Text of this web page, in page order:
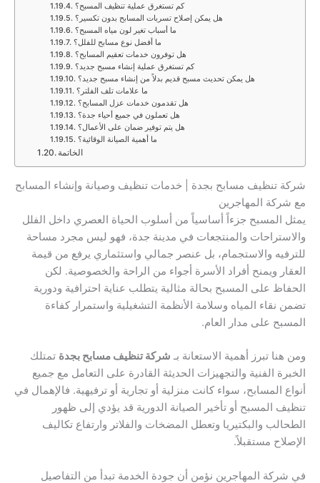
كم تستغرق عملية تنظيف المسبح؟
هل يمكن إصلاح تسربات المسابح بدون تكسير؟
ما أسباب تغير لون مياه المسبح؟
ما أفضل نوع مسابح للفلل؟
هل توفرون خدمات تعقيم المسابح؟
كم تستغرق عملية إنشاء مسبح جديد؟
هل يمكن تحديث مسبح قديم بدلاً من إنشاء مسبح جديد؟
ما علامات تلف الفلتر؟
هل تقدمون خدمات عزل المسابح؟
هل تعملون في جميع أحياء جدة؟
هل يتم توفير ضمان على الأعمال؟
ما أهمية الصيانة الوقائية؟
الخاتمة
شركة تنظيف مسابح بجدة | خدمات تنظيف وصيانة وإنشاء المسابح
مع شركة المهاجرين
يمثل المسبح جزءاً أساسياً من أسلوب الحياة العصري داخل الفلل
والاستراحات والمنتجعات في مدينة جدة، فهو ليس مجرد مساحة
للترفيه والاستجمام، بل عنصر جمالي واستثماري يرفع من قيمة
العقار ويمنح أفراد الأسرة أجواء من الراحة والخصوصية. لكن
الحفاظ على المسبح بحالة مثالية يتطلب عناية احترافية ودورية
تضمن نقاء المياه وسلامة الأنظمة التشغيلية واستمرار كفاءة
المسبح على مدار العام.
ومن هنا تبرز أهمية الاستعانة بـ شركة تنظيف مسابح بجدة تمتلك
الخبرة الفنية والتجهيزات الحديثة القادرة على التعامل مع جميع
أنواع المسابح، سواء كانت منزلية أو تجارية أو ترفيهية. فالإهمال في
تنظيف المسبح أو تأخير الصيانة الدورية قد يؤدي إلى ظهور
الطحالب والبكتيريا وتعطل المضخات والفلاتر وارتفاع تكاليف
الإصلاح مستقبلاً.
في شركة المهاجرين نؤمن أن جودة الخدمة تبدأ من التفاصيل